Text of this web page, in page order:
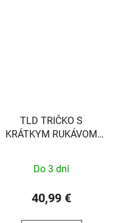
TLD TRIČKO S
KRÁTKYM RUKÁVOM
Do 3 dní
40,99 €